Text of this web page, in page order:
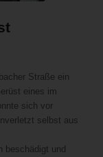
Straße ein
eines im
sich vor
selbst aus
beschädigt und